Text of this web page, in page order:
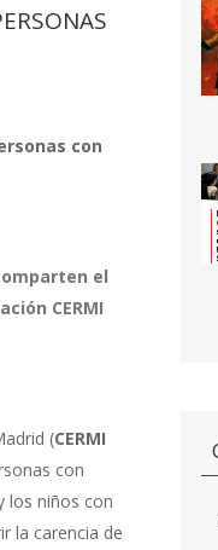
con
el
CERMI
(CERMI
con
los niños con
la carencia de